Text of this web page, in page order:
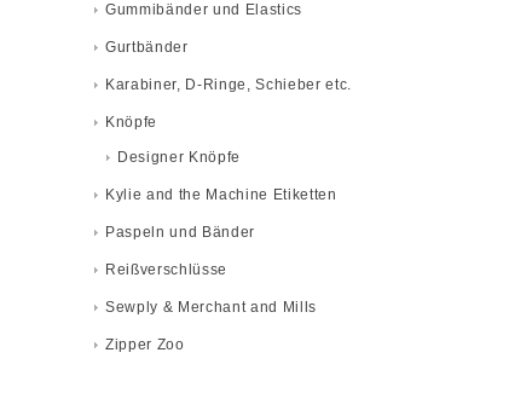
Gummibänder und Elastics
Gurtbänder
Karabiner, D-Ringe, Schieber etc.
Knöpfe
Designer Knöpfe
Kylie and the Machine Etiketten
Paspeln und Bänder
Reißverschlüsse
Sewply & Merchant and Mills
Zipper Zoo